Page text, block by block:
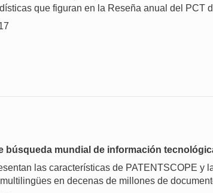
que figuran en la Reseña anual del PCT
búsqueda mundial de información
las características de PATENTSCOPE y
en decenas de millones de